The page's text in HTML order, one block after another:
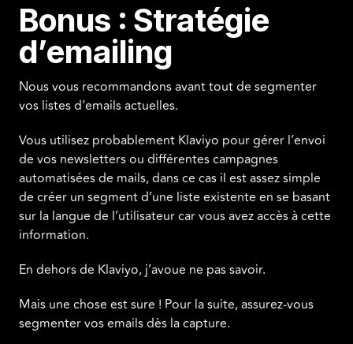
Bonus : Stratégie
d’emailing
Nous vous recommandons avant tout de segmenter
vos listes d’emails actuelles.
Vous utilisez probablement Klaviyo pour gérer l’envoi
de vos newsletters ou différentes campagnes
automatisées de mails, dans ce cas il est assez simple
de créer un segment d’une liste existente en se basant
sur la langue de l’utilisateur car vous avez accès à cette
information.
En dehors de Klaviyo, j’avoue ne pas savoir.
Mais une chose est sure ! Pour la suite, assurez-vous
segmenter vos emails dès la capture.